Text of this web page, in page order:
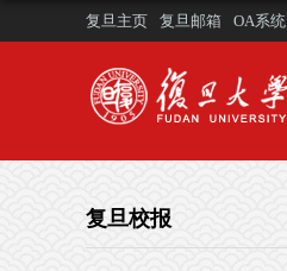
复旦主页 复旦邮箱 OA系统
复旦校报